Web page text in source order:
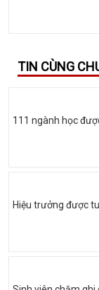
TIN CÙNG
111 ngành học
Hiệu trưởng được